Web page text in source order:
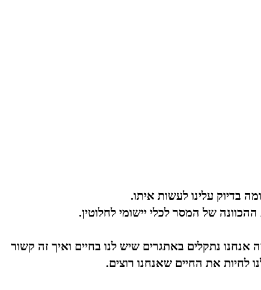
בדיוק עלינו לעשות איתו.
של המסר לכלי יישומי לחלוטין.
נתקלים באתגרים שיש לנו בחיים ואיך זה קשור
לחיות את החיים שאנחנו רוצים.